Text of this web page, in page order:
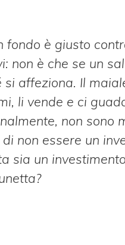
fondo è giusto
non è che se un
affeziona. Il
li vende e ci
non sono
non essere un
sia un